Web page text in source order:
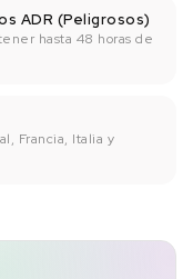
ADR (Peligrosos)
hasta 48 horas de
Francia, Italia y